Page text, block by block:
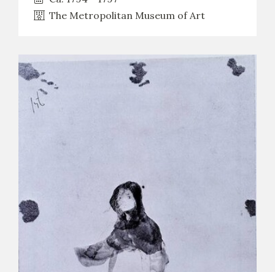
The Metropolitan Museum of Art